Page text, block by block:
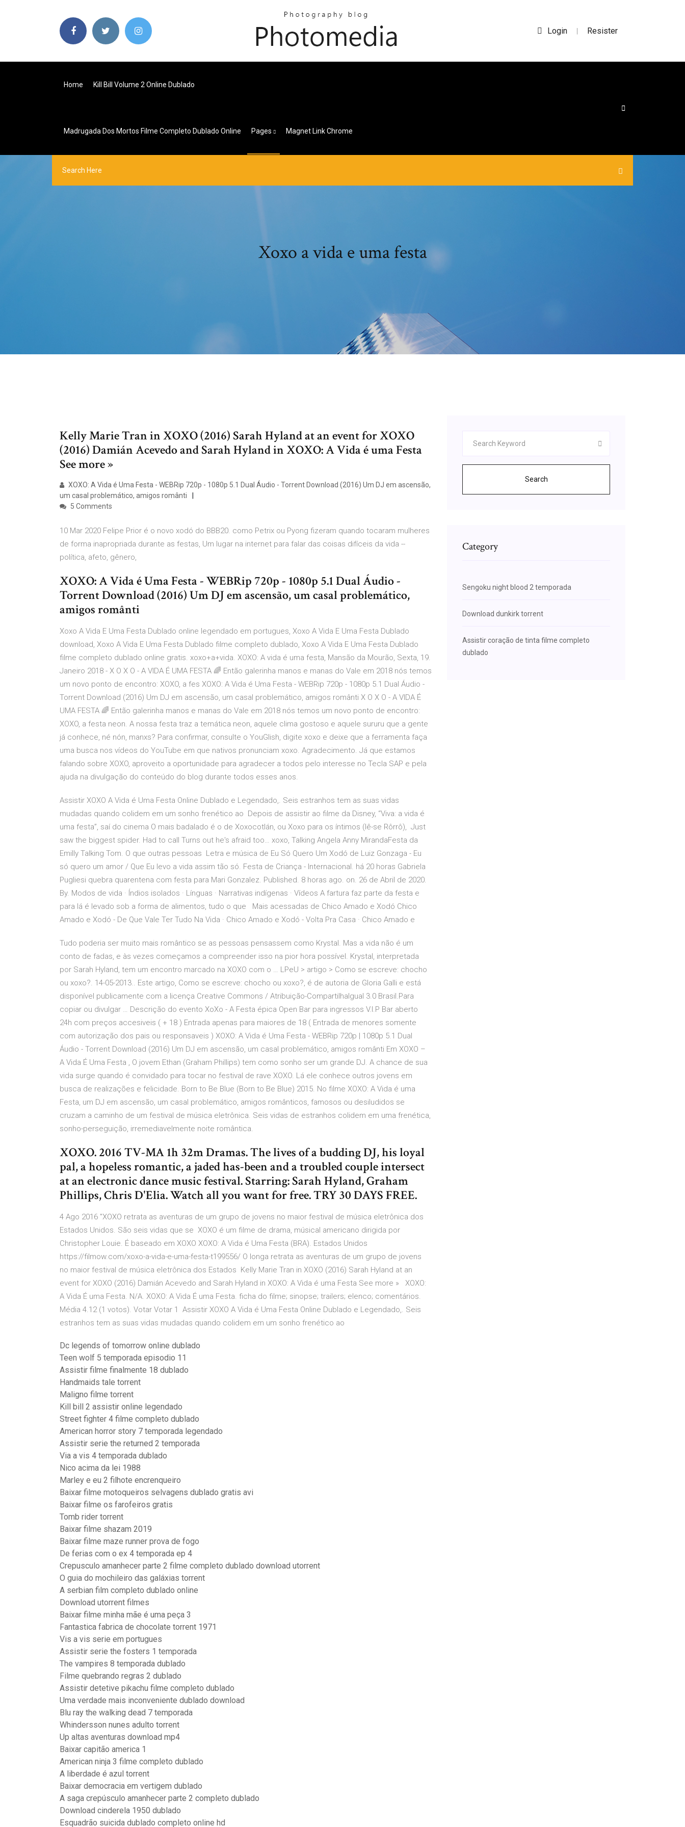
Login | Resister
Home Kill Bill Volume 2 Online Dublado
Madrugada Dos Mortos Filme Completo Dublado Online Pages Magnet Link Chrome
Xoxo a vida e uma festa
Kelly Marie Tran in XOXO (2016) Sarah Hyland at an event for XOXO
(2016) Damián Acevedo and Sarah Hyland in XOXO: A Vida é uma Festa
See more »
XOXO: A Vida é Uma Festa - WEBRip 720p - 1080p 5.1 Dual Áudio - Torrent Download (2016) Um DJ em ascensão,
um casal problemático, amigos românti
5 Comments
10 Mar 2020 Felipe Prior é o novo xodó do BBB20. como Petrix ou Pyong fizeram quando tocaram mulheres
de forma inapropriada durante as festas, Um lugar na internet para falar das coisas difíceis da vida --
política, afeto, gênero,
XOXO: A Vida é Uma Festa - WEBRip 720p - 1080p 5.1 Dual Áudio -
Torrent Download (2016) Um DJ em ascensão, um casal problemático,
amigos românti
Xoxo A Vida E Uma Festa Dublado online legendado em portugues, Xoxo A Vida E Uma Festa Dublado
download, Xoxo A Vida E Uma Festa Dublado filme completo dublado, Xoxo A Vida E Uma Festa Dublado
filme completo dublado online gratis. xoxo+a+vida. XOXO: A vida é uma festa, Mansão da Mourão, Sexta, 19.
Janeiro 2018 - X O X O - A VIDA É UMA FESTA 🌈 Então galerinha manos e manas do Vale em 2018 nós temos
um novo ponto de encontro: XOXO, a fes XOXO: A Vida é Uma Festa - WEBRip 720p - 1080p 5.1 Dual Áudio -
Torrent Download (2016) Um DJ em ascensão, um casal problemático, amigos românti X O X O - A VIDA É
UMA FESTA 🌈 Então galerinha manos e manas do Vale em 2018 nós temos um novo ponto de encontro:
XOXO, a festa neon. A nossa festa traz a temática neon, aquele clima gostoso e aquele sururu que a gente
já conhece, né nón, manxs? Para confirmar, consulte o YouGlish, digite xoxo e deixe que a ferramenta faça
uma busca nos vídeos do YouTube em que nativos pronunciam xoxo. Agradecimento. Já que estamos
falando sobre XOXO, aproveito a oportunidade para agradecer a todos pelo interesse no Tecla SAP e pela
ajuda na divulgação do conteúdo do blog durante todos esses anos.
Assistir XOXO A Vida é Uma Festa Online Dublado e Legendado,. Seis estranhos tem as suas vidas
mudadas quando colidem em um sonho frenético ao Depois de assistir ao filme da Disney, “Viva: a vida é
uma festa”, saí do cinema O mais badalado é o de Xoxocotlán, ou Xoxo para os íntimos (lê-se Rôrrô), Just
saw the biggest spider. Had to call Turns out he's afraid too… xoxo, Talking Angela Anny MirandaFesta da
Emilly Talking Tom. O que outras pessoas Letra e música de Eu Só Quero Um Xodó de Luiz Gonzaga - Eu
só quero um amor / Que Eu levo a vida assim tão só. Festa de Criança - Internacional. há 20 horas Gabriela
Pugliesi quebra quarentena com festa para Mari Gonzalez. Published. 8 horas ago. on. 26 de Abril de 2020.
By. Modos de vida · Índios isolados · Línguas · Narrativas indígenas · Vídeos A fartura faz parte da festa e
para lá é levado sob a forma de alimentos, tudo o que Mais acessadas de Chico Amado e Xodó Chico
Amado e Xodó - De Que Vale Ter Tudo Na Vida · Chico Amado e Xodó - Volta Pra Casa · Chico Amado e
Tudo poderia ser muito mais romântico se as pessoas pensassem como Krystal. Mas a vida não é um
conto de fadas, e às vezes começamos a compreender isso na pior hora possível. Krystal, interpretada
por Sarah Hyland, tem um encontro marcado na XOXO com o … LPeU > artigo > Como se escreve: chocho
ou xoxo?. 14-05-2013.. Este artigo, Como se escreve: chocho ou xoxo?, é de autoria de Gloria Galli e está
disponível publicamente com a licença Creative Commons / Atribuição-CompartilhaIgual 3.0 Brasil.Para
copiar ou divulgar … Descrição do evento XoXo - A Festa épica Open Bar para ingressos V.I.P Bar aberto
24h com preços accesiveis ( + 18 ) Entrada apenas para maiores de 18 ( Entrada de menores somente
com autorização dos pais ou responsaveis ) XOXO: A Vida é Uma Festa - WEBRip 720p | 1080p 5.1 Dual
Áudio - Torrent Download (2016) Um DJ em ascensão, um casal problemático, amigos românti Em XOXO –
A Vida É Uma Festa , O jovem Ethan (Graham Phillips) tem como sonho ser um grande DJ. A chance de sua
vida surge quando é convidado para tocar no festival de rave XOXO. Lá ele conhece outros jovens em
busca de realizações e felicidade. Born to Be Blue (Born to Be Blue) 2015. No filme XOXO: A Vida é uma
Festa, um DJ em ascensão, um casal problemático, amigos românticos, famosos ou desiludidos se
cruzam a caminho de um festival de música eletrônica. Seis vidas de estranhos colidem em uma frenética,
sonho-perseguição, irremediavelmente noite romântica.
XOXO. 2016 TV-MA 1h 32m Dramas. The lives of a budding DJ, his loyal
pal, a hopeless romantic, a jaded has-been and a troubled couple intersect
at an electronic dance music festival. Starring: Sarah Hyland, Graham
Phillips, Chris D'Elia. Watch all you want for free. TRY 30 DAYS FREE.
4 Ago 2016 "XOXO retrata as aventuras de um grupo de jovens no maior festival de música eletrônica dos
Estados Unidos. São seis vidas que se XOXO é um filme de drama, músical americano dirigida por
Christopher Louie. É baseado em XOXO XOXO: A Vida é Uma Festa (BRA). Estados Unidos
https://filmow.com/xoxo-a-vida-e-uma-festa-t199556/ O longa retrata as aventuras de um grupo de jovens
no maior festival de música eletrônica dos Estados Kelly Marie Tran in XOXO (2016) Sarah Hyland at an
event for XOXO (2016) Damián Acevedo and Sarah Hyland in XOXO: A Vida é uma Festa See more » XOXO:
A Vida É uma Festa. N/A. XOXO: A Vida É uma Festa. ficha do filme; sinopse; trailers; elenco; comentários.
Média 4.12 (1 votos). Votar Votar 1 Assistir XOXO A Vida é Uma Festa Online Dublado e Legendado,. Seis
estranhos tem as suas vidas mudadas quando colidem em um sonho frenético ao
Dc legends of tomorrow online dublado
Teen wolf 5 temporada episodio 11
Assistir filme finalmente 18 dublado
Handmaids tale torrent
Maligno filme torrent
Kill bill 2 assistir online legendado
Street fighter 4 filme completo dublado
American horror story 7 temporada legendado
Assistir serie the returned 2 temporada
Via a vis 4 temporada dublado
Nico acima da lei 1988
Marley e eu 2 filhote encrenqueiro
Baixar filme motoqueiros selvagens dublado gratis avi
Baixar filme os farofeiros gratis
Tomb rider torrent
Baixar filme shazam 2019
Baixar filme maze runner prova de fogo
De ferias com o ex 4 temporada ep 4
Crepusculo amanhecer parte 2 filme completo dublado download utorrent
O guia do mochileiro das galáxias torrent
A serbian film completo dublado online
Download utorrent filmes
Baixar filme minha mãe é uma peça 3
Fantastica fabrica de chocolate torrent 1971
Vis a vis serie em portugues
Assistir serie the fosters 1 temporada
The vampires 8 temporada dublado
Filme quebrando regras 2 dublado
Assistir detetive pikachu filme completo dublado
Uma verdade mais inconveniente dublado download
Blu ray the walking dead 7 temporada
Whindersson nunes adulto torrent
Up altas aventuras download mp4
Baixar capitão america 1
American ninja 3 filme completo dublado
A liberdade é azul torrent
Baixar democracia em vertigem dublado
A saga crepúsculo amanhecer parte 2 completo dublado
Download cinderela 1950 dublado
Esquadrão suicida dublado completo online hd
Search
Category
Sengoku night blood 2 temporada
Download dunkirk torrent
Assistir coração de tinta filme completo
dublado